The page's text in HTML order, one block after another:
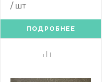
/ шт
ПОДРОБНЕЕ